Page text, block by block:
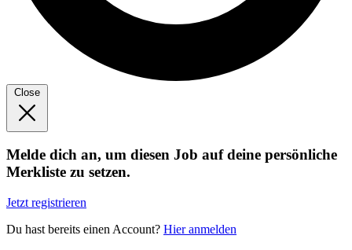
Close
Melde dich an, um diesen Job auf deine persönliche
Merkliste zu setzen.
Jetzt registrieren
Du hast bereits einen Account? Hier anmelden